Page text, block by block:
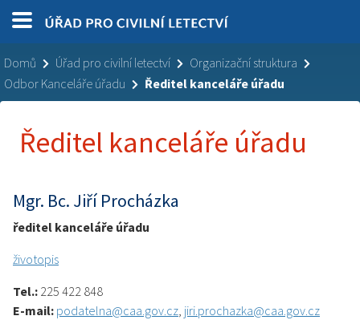
Domů Úřad pro civilní letectví
Organizační struktura
Odbor Kanceláře úřadu
Ředitel kanceláře úřadu
Ředitel kanceláře úřadu
Mgr. Bc. Jiří Procházka
ředitel kanceláře úřadu
životopis
Tel.: 225 422 848
E-mail: podatelna@caa.gov.cz, jiri.prochazka@caa.gov.cz